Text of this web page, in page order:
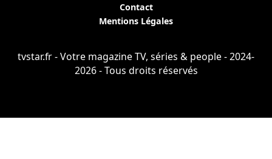
Contact
Mentions Légales
tvstar.fr - Votre magazine TV, séries & people - 2024-
2026 - Tous droits réservés